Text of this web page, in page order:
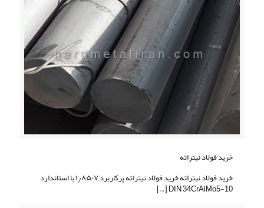
خرید فولاد نیتراته
خرید فولاد نیتراته خرید فولاد نیتراته پرکاربرد ۱٫۸۵۰۷ با استاندارد
DIN 34CrAlMo5-10
[…]